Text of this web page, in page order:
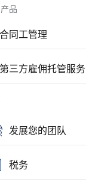
品
合同工管理
第三方雇佣托管服务
发展您的团队
税务